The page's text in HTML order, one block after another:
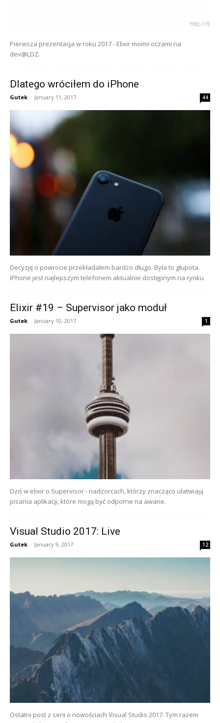
Pierwsza prezentacja w roku 2017 - Elixir moimi oczami na
dev@LDZ.
Dlatego wróciłem do iPhone
Gutek - January 11, 2017 44
Decyzję o powrocie przekładałem bardzo długo. Była to głupota.
iPhone jest najlepszym telefonem aktualnie dostępnym na rynku
Elixir #19 – Supervisor jako moduł
Gutek - January 10, 2017 1
Dziś w elixir o Supervisor - nadzorcach, którzy znacząco ułatwiają
pisania aplikacji, które mogą być odporne na awarie.
Visual Studio 2017: Live
Gutek - January 9, 2017 12
Ostatni post z serii o nowościach Visual Studio 2017. Tym razem